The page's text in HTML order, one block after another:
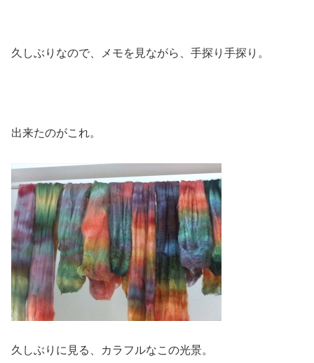
久しぶりなので、メモを見ながら、手探り手探り。
出来たのがこれ。
久しぶりに見る、カラフルなこの光景。